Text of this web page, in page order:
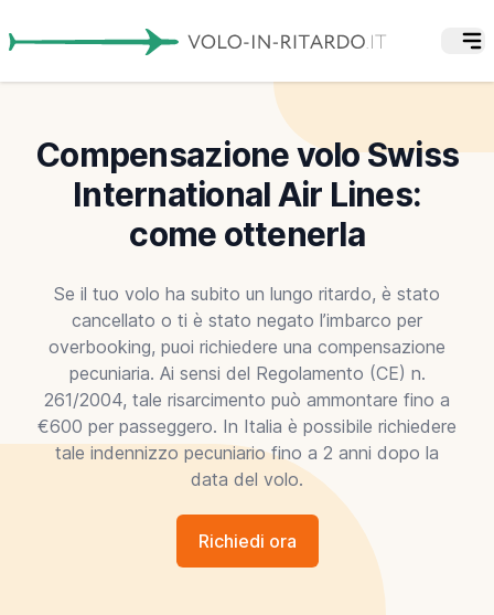
Compensazione volo Swiss
International Air Lines:
come ottenerla
Se il tuo volo ha subito un lungo ritardo, è stato
cancellato o ti è stato negato l’imbarco per
overbooking, puoi richiedere una compensazione
pecuniaria. Ai sensi del Regolamento (CE) n.
261/2004, tale risarcimento può ammontare fino a
€600 per passeggero. In Italia è possibile richiedere
tale indennizzo pecuniario fino a 2 anni dopo la
data del volo.
Richiedi ora